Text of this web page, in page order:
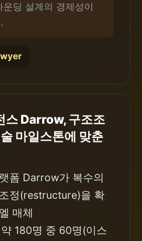
운딩 설계의 경제성이
스 Darrow, 구조조
마일스톤에 맞춘
폼 Darrow가 복수의
정(restructure)을 확
매체
180명 중 60명(이스